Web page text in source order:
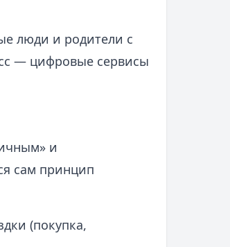
люди и родители с
— цифровые сервисы
и
сам принцип
(покупка,